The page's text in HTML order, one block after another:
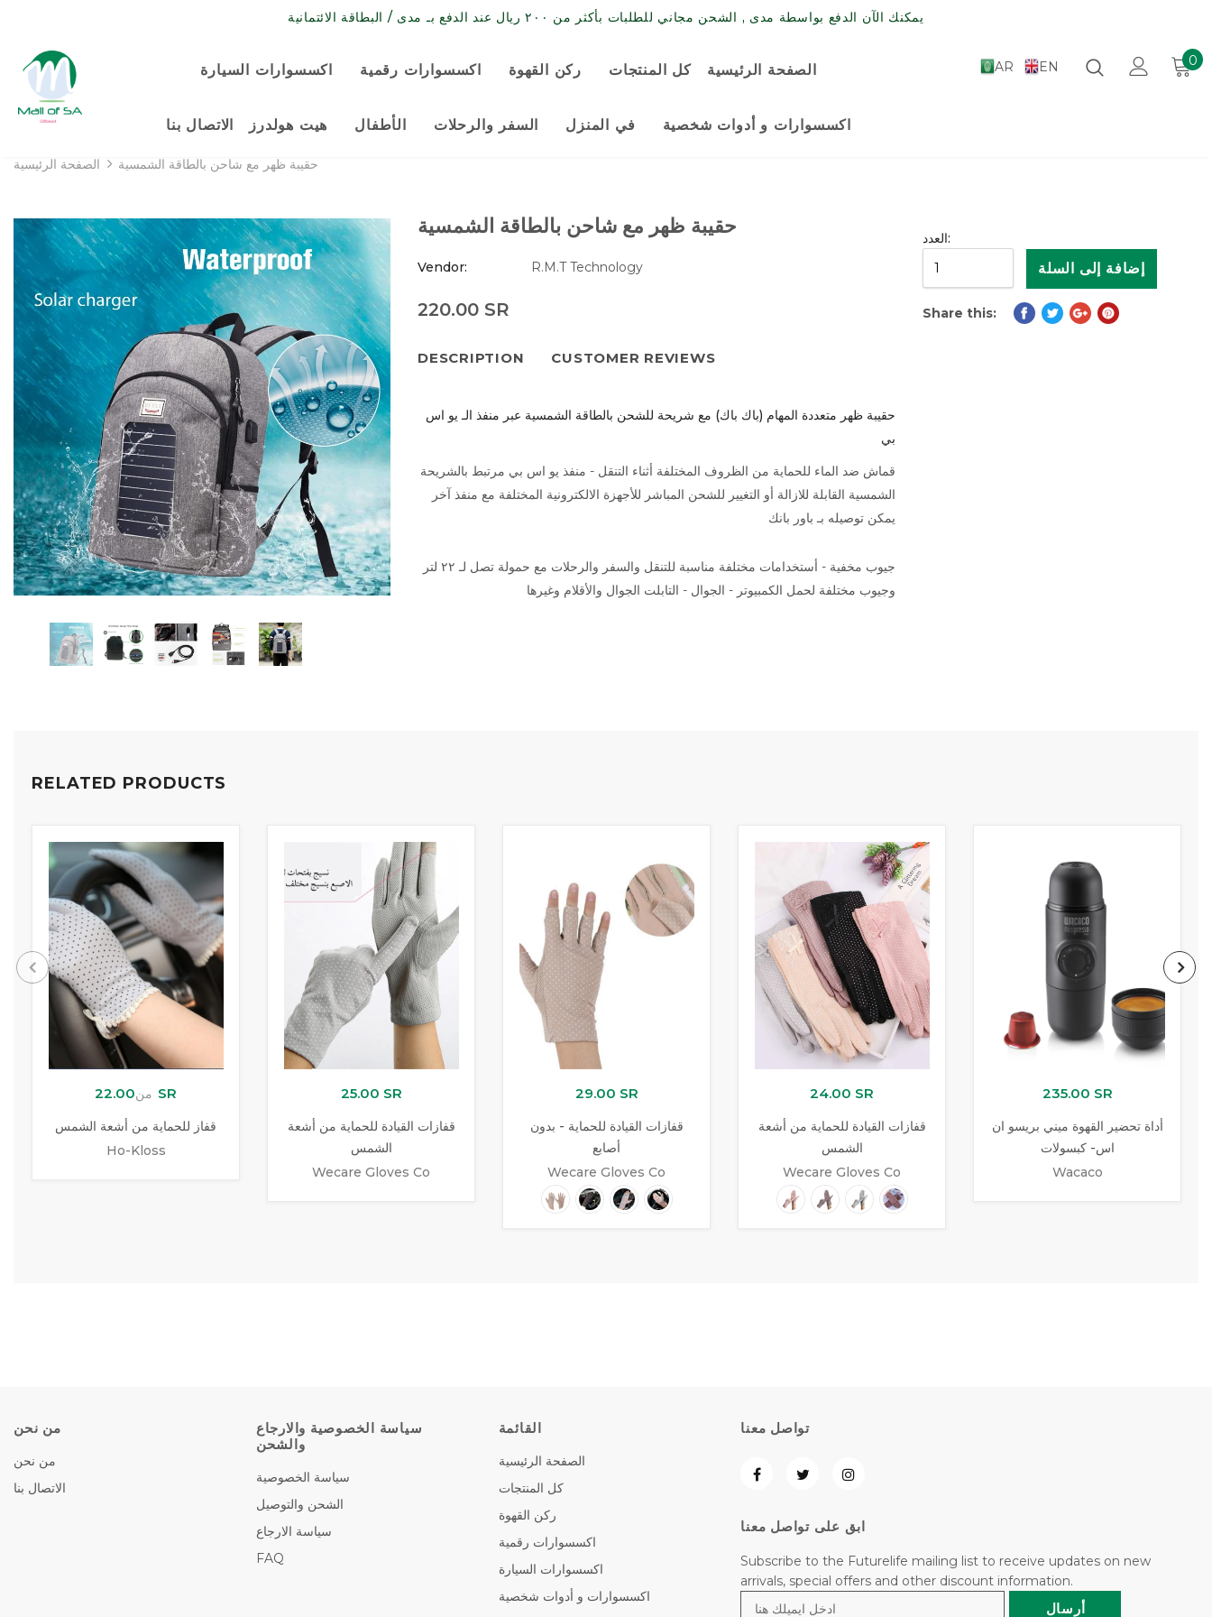
يمكنك الآن الدفع بواسطة مدى , الشحن مجاني للطلبات بأكثر من ٢٠٠ ريال عند الدفع بـ مدى / البطاقة الائتمانية
الصفحة الرئيسية كل المنتجات ركن القهوة اكسسوارات رقمية اكسسوارات السيارة
اكسسوارات و أدوات شخصية في المنزل السفر والرحلات الأطفال هيت هولدرز الاتصال بنا
AR EN 0
الصفحة الرئيسية حقيبة ظهر مع شاحن بالطاقة الشمسية
حقيبة ظهر مع شاحن بالطاقة الشمسية
Vendor: R.M.T Technology
220.00 SR
DESCRIPTION CUSTOMER REVIEWS
حقيبة ظهر متعددة المهام (باك باك) مع شريحة للشحن بالطاقة الشمسية عبر منفذ الـ يو اس
بي
قماش ضد الماء للحماية من الظروف المختلفة أثناء التنقل - منفذ يو اس بي مرتبط بالشريحة
الشمسية القابلة للازالة أو التغيير للشحن المباشر للأجهزة الالكترونية المختلفة مع منفذ آخر
يمكن توصيله بـ باور بانك
جيوب مخفية - أستخدامات مختلفة مناسبة للتنقل والسفر والرحلات مع حمولة تصل لـ ٢٢ لتر
وجيوب مختلفة لحمل الكمبيوتر - الجوال - التابلت الجوال والأقلام وغيرها
العدد:
Share this:
RELATED PRODUCTS
من 22.00 SR
قفاز للحماية من أشعة الشمس
Ho-Kloss
25.00 SR
قفازات القيادة للحماية من أشعة
الشمس
Wecare Gloves Co
29.00 SR
قفازات القيادة للحماية - بدون
أصابع
Wecare Gloves Co
24.00 SR
قفازات القيادة للحماية من أشعة
الشمس
Wecare Gloves Co
235.00 SR
أداة تحضير القهوة ميني بريسو ان
اس- كبسولات
Wacaco
من نحن
من نحن
الاتصال بنا
سياسة الخصوصية والارجاع
والشحن
سياسة الخصوصية
الشحن والتوصيل
سياسة الارجاع
FAQ
القائمة
الصفحة الرئيسية
كل المنتجات
ركن القهوة
اكسسوارات رقمية
اكسسوارات السيارة
اكسسوارات و أدوات شخصية
تواصل معنا
ابق على تواصل معنا
Subscribe to the Futurelife mailing list to receive updates on new
arrivals, special offers and other discount information.